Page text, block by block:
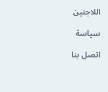
اللاجئين
سياسة
اتصل بنا